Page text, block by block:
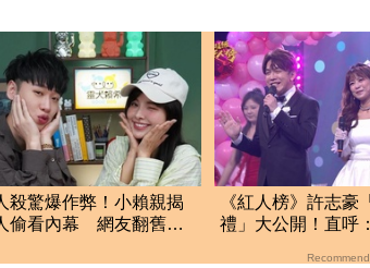
殺驚爆作弊！小賴親揭
偷看內幕 網友翻舊片
《紅人榜》許志豪
禮」大公開！直呼